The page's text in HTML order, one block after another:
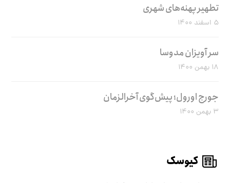
تطهیر پهنه‌های شهری
۵ اسفند ۱۴۰۰
سر آویزان مدوسا
۱۸ بهمن ۱۴۰۰
جورج اورول؛ پیش‌گوی آخرالزمان
۳ بهمن ۱۴۰۰
کیوسک